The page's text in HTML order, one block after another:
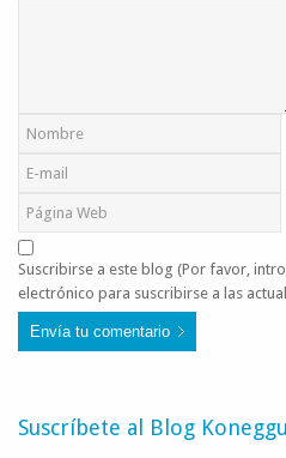
Suscribirse a este blog (Por favor,
electrónico para suscribirse a las
Envía tu comentario
Suscríbete al Blog